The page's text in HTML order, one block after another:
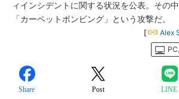
ィインシデントに関する状況を公表。その
「カーペットボンビング」という攻撃だ。
[ Alex
Share Post LINE